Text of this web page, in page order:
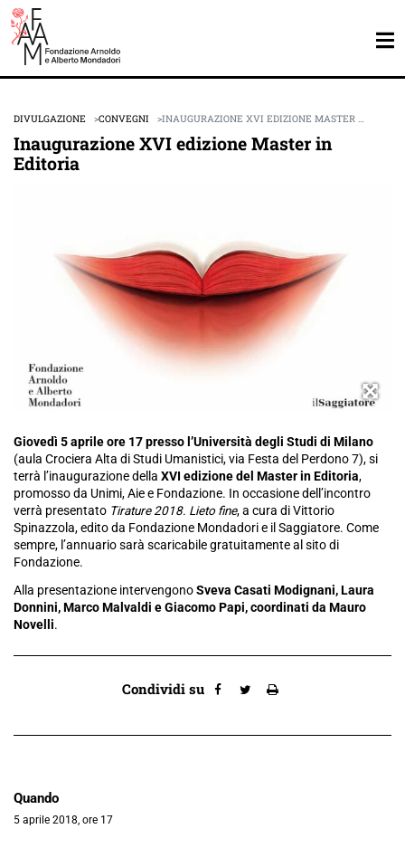
Quando
5 aprile 2018, ore 17
DIVULGAZIONE CONVEGNI INAUGURAZIONE XVI EDIZIONE MASTER …
Inaugurazione XVI edizione Master in
Editoria
Condividi su
Giovedì 5 aprile ore 17 presso l’Università degli Studi di Milano
(aula Crociera Alta di Studi Umanistici, via Festa del Perdono 7), si
terrà l’inaugurazione della XVI edizione del Master in Editoria,
promosso da Unimi, Aie e Fondazione. In occasione dell’incontro
verrà presentato Tirature 2018. Lieto fine, a cura di Vittorio
Spinazzola, edito da Fondazione Mondadori e il Saggiatore. Come
sempre, l’annuario sarà scaricabile gratuitamente al sito di
Fondazione.
Alla presentazione intervengonoSveva Casati Modignani, Laura
Donnini, Marco Malvaldi e Giacomo Papi, coordinati da Mauro
Novelli.